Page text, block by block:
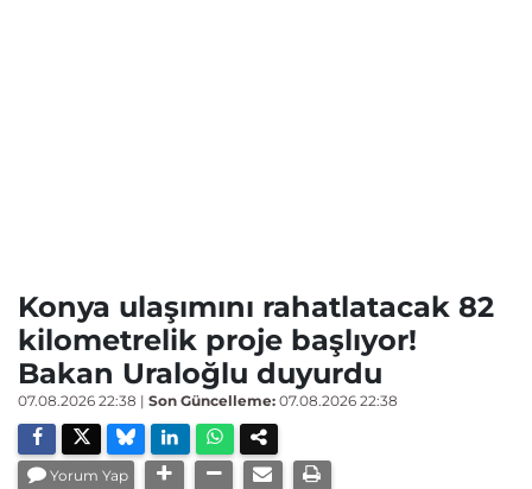
Konya ulaşımını rahatlatacak 82
kilometrelik proje başlıyor!
Bakan Uraloğlu duyurdu
07.08.2026 22:38 | Son Güncelleme: 07.08.2026 22:38
Yorum Yap